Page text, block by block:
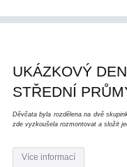
UKÁZKOVÝ
STŘEDNÍ
Děvčata byla rozdělena na dvě
zde vyzkoušela rozmontovat a složit
Více informací